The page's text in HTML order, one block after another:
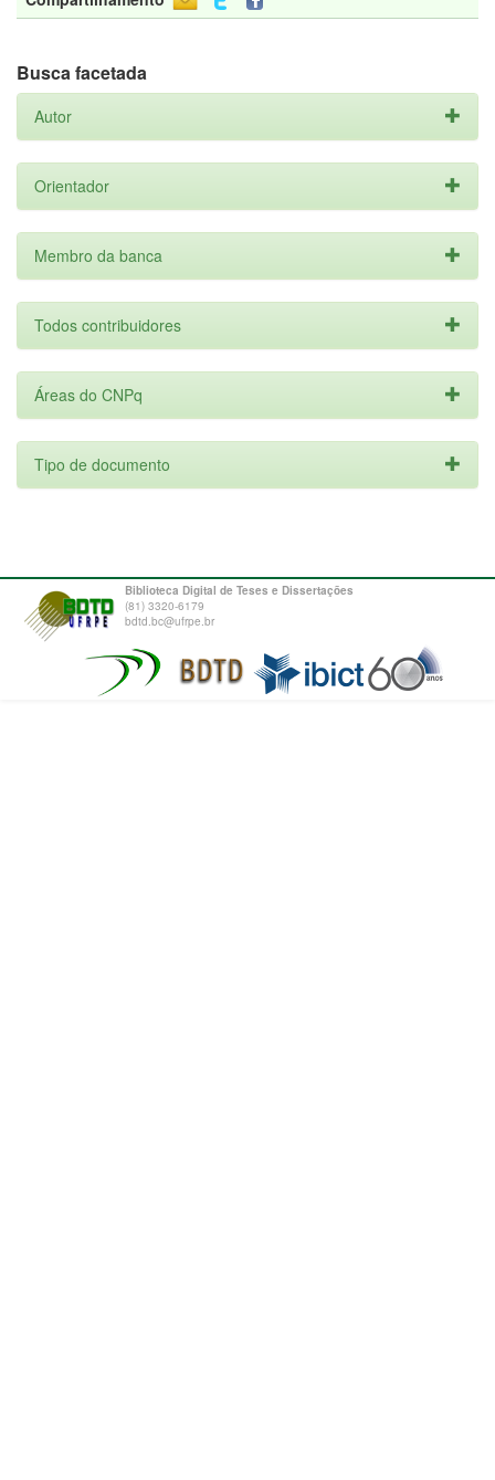
Busca facetada
Autor
Orientador
Membro da banca
Todos contribuidores
Áreas do CNPq
Tipo de documento
Biblioteca Digital de Teses e Dissertações
(81) 3320-6179
bdtd.bc@ufrpe.br